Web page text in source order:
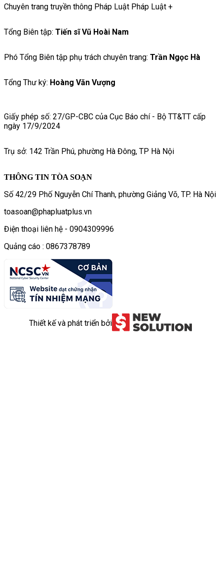
Chuyên trang truyền thông Pháp Luật Pháp Luật +
Tổng Biên tập: Tiến sĩ Vũ Hoài Nam
Phó Tổng Biên tập phụ trách chuyên trang: Trần Ngọc Hà
Tổng Thư ký: Hoàng Văn Vượng
Giấy phép số: 27/GP-CBC của Cục Báo chí - Bộ TT&TT cấp
ngày 17/9/2024
Trụ sở: 142 Trần Phú, phường Hà Đông, TP Hà Nội
THÔNG TIN TÒA SOẠN
Số 42/29 Phố Nguyễn Chí Thanh, phường Giảng Võ, TP. Hà Nội
toasoan@phapluatplus.vn
Điện thoại liên hệ - 0904309996
Quảng cáo : 0867378789
Thiết kế và phát triển bởi